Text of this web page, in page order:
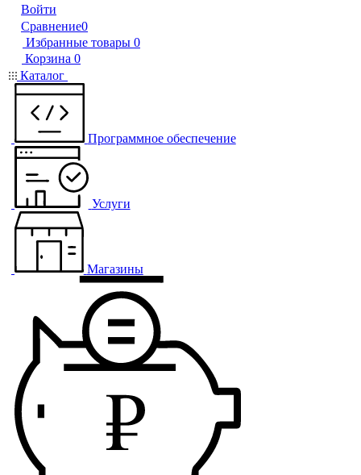
Войти
Сравнение0
Избранные товары 0
Корзина 0
Каталог
Программное обеспечение
Услуги
Магазины